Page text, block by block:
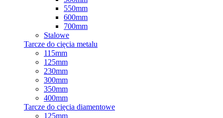
550mm
600mm
700mm
Stalowe
Tarcze do cięcia metalu
115mm
125mm
230mm
300mm
350mm
400mm
Tarcze do cięcia diamentowe
125mm